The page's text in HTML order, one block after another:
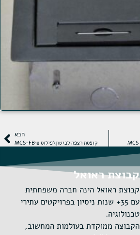
הבא
קופסת רצפה לביטון\פילוס MCS-FB12
קבוצת ראואל
קבוצת ראואל הינה חברה משפחתית
עם 35+ שנות ניסיון בפרויקטים עתירי
טכנולוגיה.
הקבוצה ממוקדת בעולמות המחשוב,